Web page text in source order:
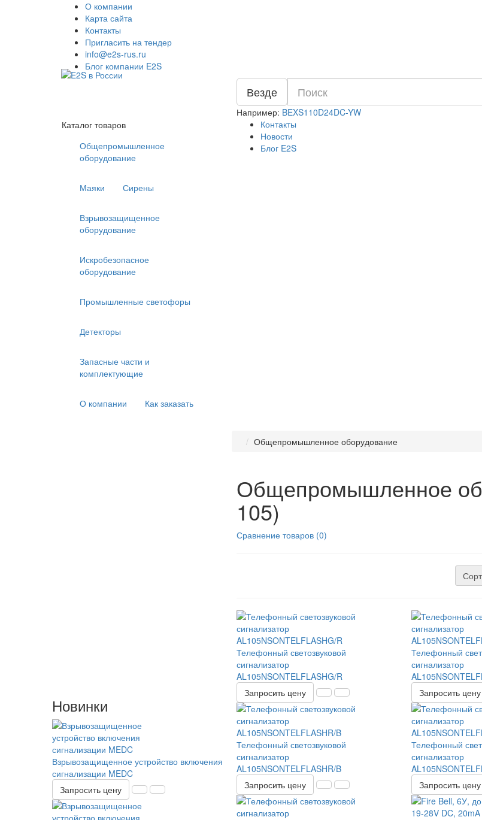
О компании
Карта сайта
Контакты
Пригласить на тендер
info@e2s-rus.ru
Блог компании E2S
Везде
Например: BEXS110D24DC-YW
Контакты
Новости
Блог E2S
Каталог товаров
Общепромышленное
оборудование
Маяки Сирены
Взрывозащищенное
оборудование
Искробезопасное
оборудование
Промышленные светофоры
Детекторы
Запасные части и
комплектующие
О компании Как заказать
Общепромышленное оборудование
Новинки
Взрывозащищенное устройство включения
сигнализации MEDC
Запросить цену
Общепромышленное
105)
Сравнение товаров (0)
Телефонный светозвуковой
сигнализатор
AL105NSONTELFLASHG/R
Запросить цену
Телефонный
сигнализатор
Запросить цену
Телефонный светозвуковой
сигнализатор
AL105NSONTELFLASHR/B
Запросить цену
Телефонный
сигнализатор
Запросить цену